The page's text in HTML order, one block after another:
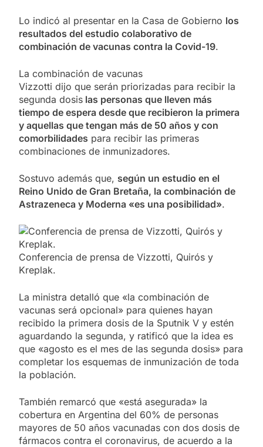
Lo indicó al presentar en la Casa de Gobierno los
resultados del estudio colaborativo de
combinación de vacunas contra la Covid-19.
La combinación de vacunas
Vizzotti dijo que serán priorizadas para recibir la
segunda dosis las personas que lleven más
tiempo de espera desde que recibieron la primera
y aquellas que tengan más de 50 años y con
comorbilidades para recibir las primeras
combinaciones de inmunizadores.
Sostuvo además que, según un estudio en el
Reino Unido de Gran Bretaña, la combinación de
Astrazeneca y Moderna «es una posibilidad».
Conferencia de prensa de Vizzotti, Quirós y
Kreplak.
La ministra detalló que «la combinación de
vacunas será opcional» para quienes hayan
recibido la primera dosis de la Sputnik V y estén
aguardando la segunda, y ratificó que la idea es
que «agosto es el mes de las segunda dosis» para
completar los esquemas de inmunización de toda
la población.
También remarcó que «está asegurada» la
cobertura en Argentina del 60% de personas
mayores de 50 años vacunadas con dos dosis de
fármacos contra el coronavirus, de acuerdo a la